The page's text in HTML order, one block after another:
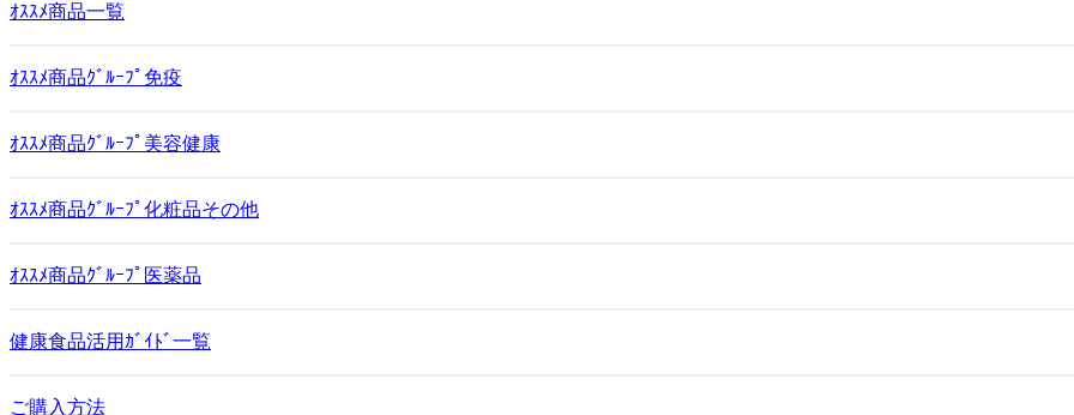
ｵｽｽﾒ商品一覧
ｵｽｽﾒ商品ｸﾞﾙｰﾌﾟ免疫
ｵｽｽﾒ商品ｸﾞﾙｰﾌﾟ美容健康
ｵｽｽﾒ商品ｸﾞﾙｰﾌﾟ化粧品その他
ｵｽｽﾒ商品ｸﾞﾙｰﾌﾟ医薬品
健康食品活用ｶﾞｲﾄﾞ一覧
ご購入方法